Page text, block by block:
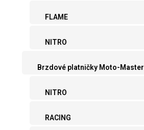
FLAME
NITRO
Brzdové platničky Moto-Master
NITRO
RACING